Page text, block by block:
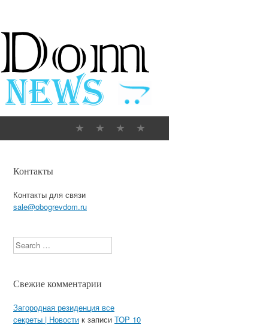
Контакты
Контакты для связи
sale@obogrevdom.ru
Search
Свежие комментарии
Загородная резиденция все
секреты | Новости к записи TOP 10